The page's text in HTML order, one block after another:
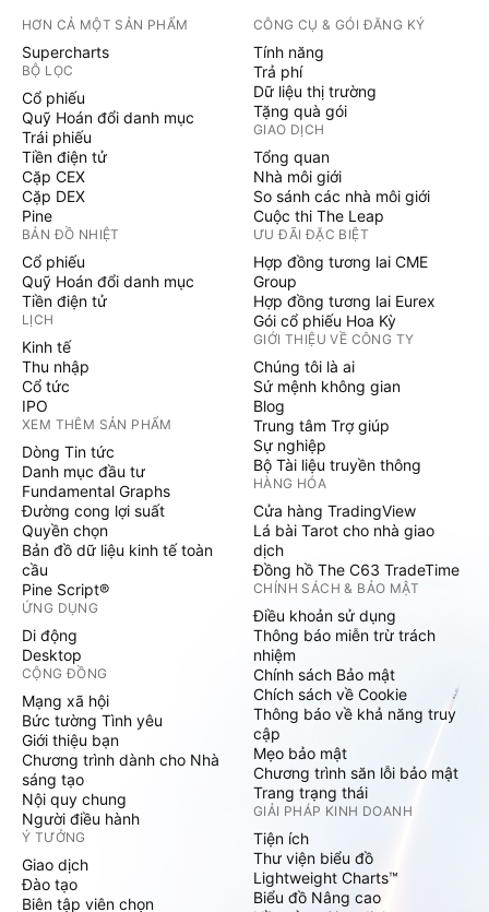
HƠN CẢ MỘT SẢN PHẨM
Supercharts
BỘ LỌC
Cổ phiếu
Quỹ Hoán đổi danh mục
Trái phiếu
Tiền điện tử
Cặp CEX
Cặp DEX
Pine
BẢN ĐỒ NHIỆT
Cổ phiếu
Quỹ Hoán đổi danh mục
Tiền điện tử
LỊCH
Kinh tế
Thu nhập
Cổ tức
IPO
XEM THÊM SẢN PHẨM
Dòng Tin tức
Danh mục đầu tư
Fundamental Graphs
Đường cong lợi suất
Quyền chọn
Bản đồ dữ liệu kinh tế toàn
cầu
Pine Script®
ỨNG DỤNG
Di động
Desktop
CỘNG ĐỒNG
Mạng xã hội
Bức tường Tình yêu
Giới thiệu bạn
Chương trình dành cho Nhà
sáng tạo
Nội quy chung
Người điều hành
Ý TƯỞNG
Giao dịch
Đào tạo
Biên tập viên chọn
CÔNG CỤ & GÓI ĐĂNG KÝ
Tính năng
Trả phí
Dữ liệu thị trường
Tặng quà gói
GIAO DỊCH
Tổng quan
Nhà môi giới
So sánh các nhà môi giới
Cuộc thi The Leap
ƯU ĐÃI ĐẶC BIỆT
Hợp đồng tương lai CME
Group
Hợp đồng tương lai Eurex
Gói cổ phiếu Hoa Kỳ
GIỚI THIỆU VỀ CÔNG TY
Chúng tôi là ai
Sứ mệnh không gian
Blog
Trung tâm Trợ giúp
Sự nghiệp
Bộ Tài liệu truyền thông
HÀNG HÓA
Cửa hàng TradingView
Lá bài Tarot cho nhà giao
dịch
Đồng hồ The C63 TradeTime
CHÍNH SÁCH & BẢO MẬT
Điều khoản sử dụng
Thông báo miễn trừ trách
nhiệm
Chính sách Bảo mật
Chích sách về Cookie
Thông báo về khả năng truy
cập
Mẹo bảo mật
Chương trình săn lỗi bảo mật
Trang trạng thái
GIẢI PHÁP KINH DOANH
Tiện ích
Thư viện biểu đồ
Lightweight Charts™
Biểu đồ Nâng cao